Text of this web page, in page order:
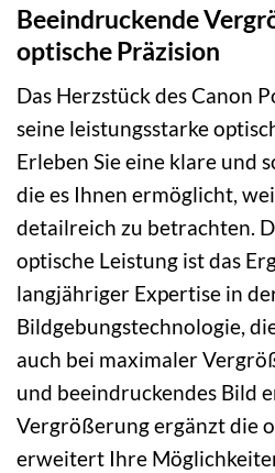
Beeindruckende
optische Präzision
Das Herzstück des Canon
seine leistungsstarke
Erleben Sie eine klare und
die es Ihnen ermöglicht,
detailreich zu betrachten.
optische Leistung ist das
langjähriger Expertise in
Bildgebungstechnologie,
auch bei maximaler
und beeindruckendes Bild
Vergrößerung ergänzt die
erweitert Ihre